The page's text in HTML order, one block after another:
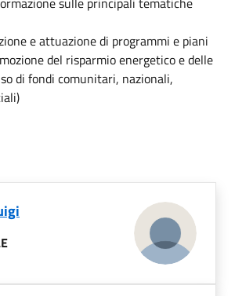
e attuazione di programmi e piani
del risparmio energetico e delle
di fondi comunitari, nazionali,